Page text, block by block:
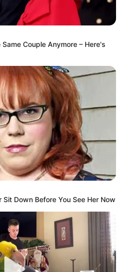
Couple Anymore – Here's
Sit Down Before You See Her Now